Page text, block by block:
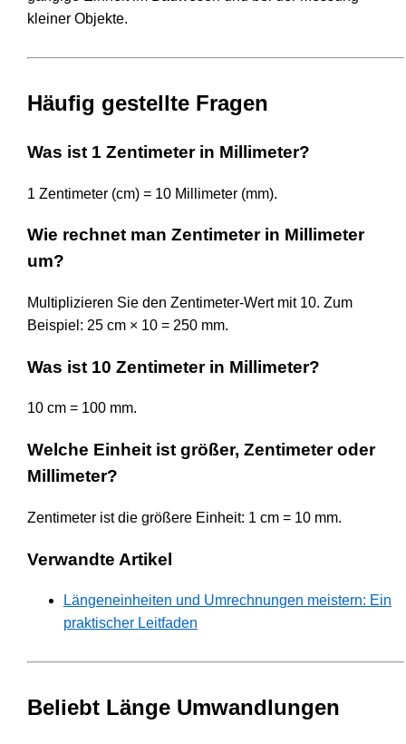
kleiner Objekte.
Häufig gestellte Fragen
Was ist 1 Zentimeter in Millimeter?
1 Zentimeter (cm) = 10 Millimeter (mm).
Wie rechnet man Zentimeter in Millimeter
um?
Multiplizieren Sie den Zentimeter-Wert mit 10. Zum
Beispiel: 25 cm × 10 = 250 mm.
Was ist 10 Zentimeter in Millimeter?
10 cm = 100 mm.
Welche Einheit ist größer, Zentimeter oder
Millimeter?
Zentimeter ist die größere Einheit: 1 cm = 10 mm.
Verwandte Artikel
Längeneinheiten und Umrechnungen meistern: Ein
praktischer Leitfaden
Beliebt Länge Umwandlungen